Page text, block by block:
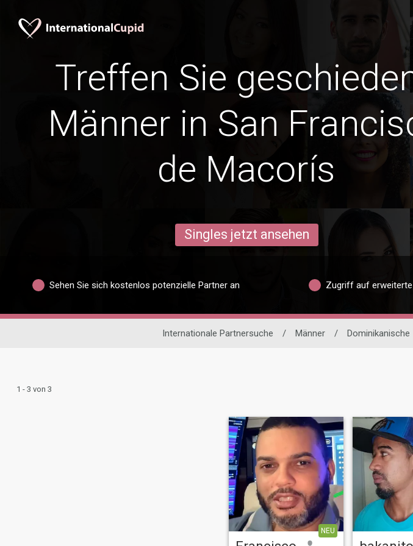
Treffen Sie
Männer in San
de Macorís
Singles jetzt ansehen
Sehen Sie sich kostenlos potenzielle Partner an Zugriff auf
Internationale Partnersuche / Männer / Dominikanische
1 - 3 von 3
NEU